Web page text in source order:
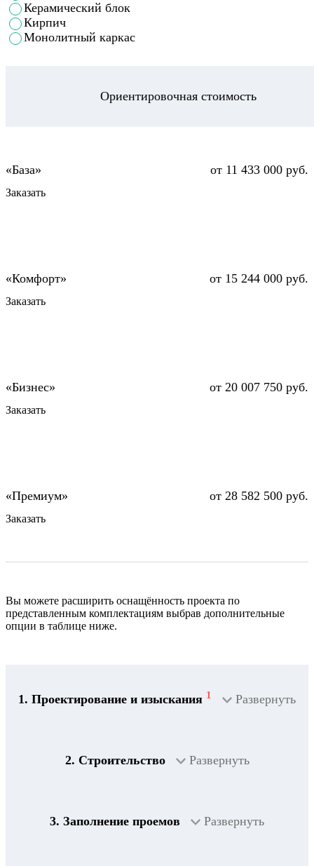
Керамический блок
Кирпич
Монолитный каркас
Ориентировочная стоимость
от 11 433 000 руб.
Заказать
от 15 244 000 руб.
Заказать
от 20 007 750 руб.
Заказать
от 28 582 500 руб.
Заказать
Вы можете расширить оснащённость проекта по
представленным комплектациям выбрав дополнительные
опции в таблице ниже.
1. Проектирование и изыскания 1 Развернуть
2. Строительство Развернуть
3. Заполнение проемов Развернуть